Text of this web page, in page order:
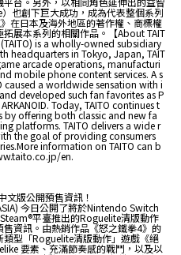
也創下巨大成功，成為代表整個系列
在日本及海外地區的著作權、商標權
展本系列的相關作品。【About TAIT
is a wholly-owned subsidiary
headquarters in Tokyo, Japan, TAIT
arcade operations, manufacturi
mobile phone content services. A s
caused a worldwide sensation with i
developed such fan favorites as P
Today, TAITO continues t
offering both classic and new fa
platforms. TAITO delivers a wide r
the goal of providing consumers
information on TAITO can b
en.
文版公開預售資訊！
今日公開了將於Nintendo Switch
平臺推出的Roguelite清版動作
資訊。由熱銷作品《怒之鐵拳4》的
型「Roguelite清版動作」遊戲《絕
要素、充滿節奏感的戰鬥，以及以